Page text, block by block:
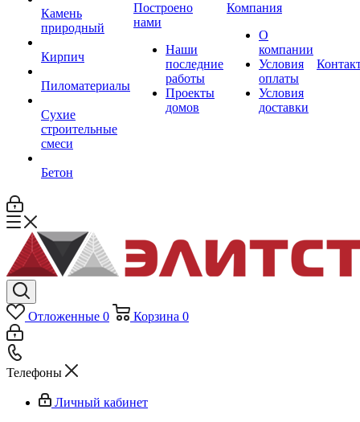
Камень
природный
Кирпич
Пиломатериалы
Сухие
строительные
смеси
Бетон
Построено
нами
Наши
последние
работы
Проекты
домов
Компания
О
компании
Условия
оплаты
Условия
доставки
Отложенные 0 Корзина 0
Телефоны
Личный кабинет